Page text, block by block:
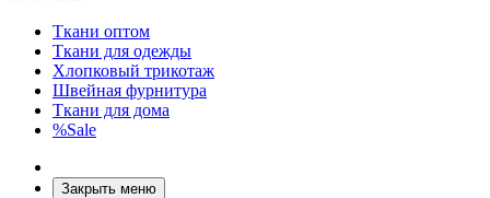
Ткани оптом
Ткани для одежды
Хлопковый трикотаж
Швейная фурнитура
Ткани для дома
%Sale
Закрыть меню